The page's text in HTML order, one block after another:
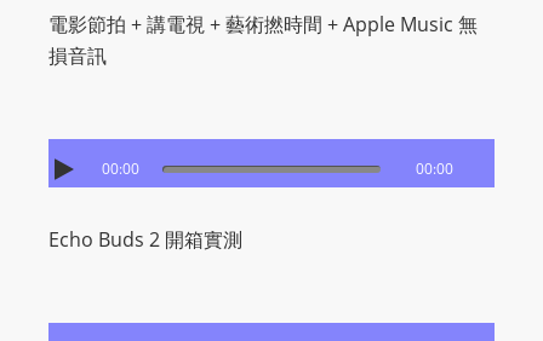
電影節拍 + 講電視 + 藝術撚時間 + Apple Music 無
損音訊
00:00 00:00
Echo Buds 2 開箱實測